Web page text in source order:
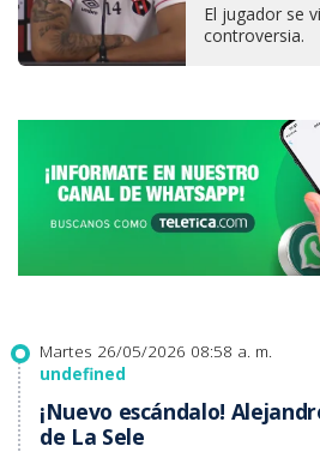
El jugador se
controversia.
Martes 26/05/2026 08:58 a. m.
undefined
¡Nuevo escándalo!
de La Sele